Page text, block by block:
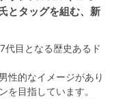
とタッグを組む、新
代目となる歴史あるド
性的なイメージがあり
を目指しています。